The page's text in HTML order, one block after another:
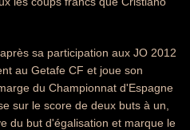
sa participation aux JO 2012
au Getafe CF et joue son
du Championnat d'Espagne
sur le score de deux buts à un,
du but d'égalisation et marque le